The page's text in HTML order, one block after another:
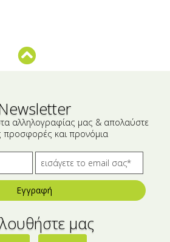
Set Καλλυντικών
Τουρσιά
Ελαιόλαδο
Αλάτι
Αλόη
Ψαρικά
Διάφορα
Μείγματα
αλληλογραφίας μας & απολαύστε
προσφορές και προνόμια
Εγγραφή
μας